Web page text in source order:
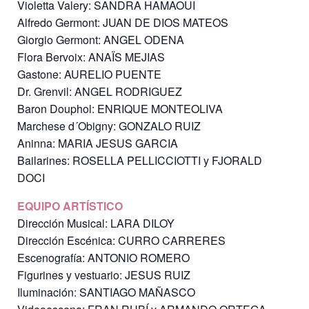
Violetta Valery: SANDRA HAMAOUI
Alfredo Germont: JUAN DE DIOS MATEOS
Giorgio Germont: ANGEL ODENA
Flora Bervoix: ANAÏS MEJIAS
Gastone: AURELIO PUENTE
Dr. Grenvil: ANGEL RODRIGUEZ
Baron Douphol: ENRIQUE MONTEOLIVA
Marchese d´Obigny: GONZALO RUIZ
Aninna: MARIA JESUS GARCIA
Bailarines: ROSELLA PELLICCIOTTI y FJORALD
DOCI
EQUIPO ARTÍSTICO
Dirección Musical: LARA DILOY
Dirección Escénica: CURRO CARRERES
Escenografía: ANTONIO ROMERO
Figurines y vestuario: JESUS RUIZ
Iluminación: SANTIAGO MAÑASCO